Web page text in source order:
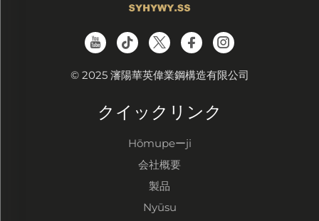
© 2025 瀋陽華英偉業鋼構造有限公司
クイックリンク
Hōmupeーji
会社概要
製品
Nyūsu